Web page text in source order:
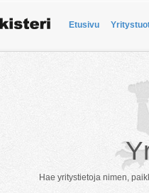
Etusivu
Hae yritystietoja nimen,